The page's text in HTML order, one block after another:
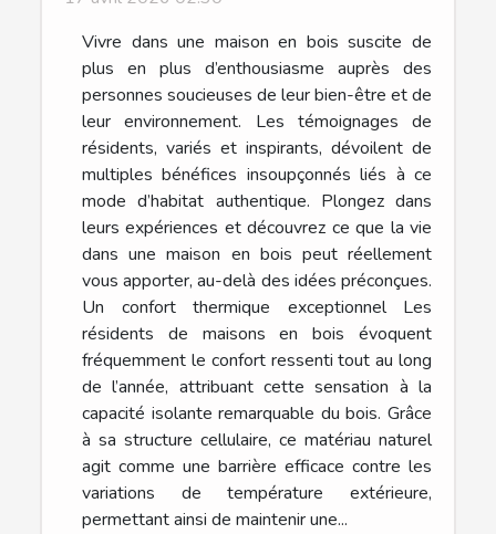
Vivre dans une maison en bois suscite de
plus en plus d’enthousiasme auprès des
personnes soucieuses de leur bien-être et de
leur environnement. Les témoignages de
résidents, variés et inspirants, dévoilent de
multiples bénéfices insoupçonnés liés à ce
mode d’habitat authentique. Plongez dans
leurs expériences et découvrez ce que la vie
dans une maison en bois peut réellement
vous apporter, au-delà des idées préconçues.
Un confort thermique exceptionnel Les
résidents de maisons en bois évoquent
fréquemment le confort ressenti tout au long
de l’année, attribuant cette sensation à la
capacité isolante remarquable du bois. Grâce
à sa structure cellulaire, ce matériau naturel
agit comme une barrière efficace contre les
variations de température extérieure,
permettant ainsi de maintenir une...